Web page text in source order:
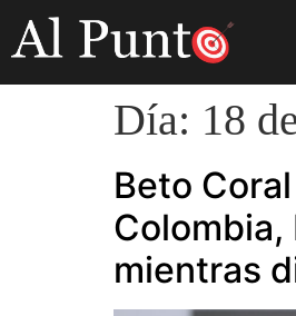
Día: 18
Beto
mientras